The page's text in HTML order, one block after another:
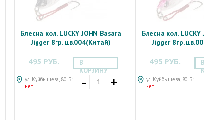
Блесна кол. LUCKY JOHN Basara
Jigger 8гр. цв.004(Китай)
495 РУБ.
ул. Куйбышева, 80 Б:
нет
В
КОРЗИНУ
- +
Блесна кол. LUCKY
Jigger 8гр.
495 РУБ.
ул. Куйбышева, 80 Б:
нет
В